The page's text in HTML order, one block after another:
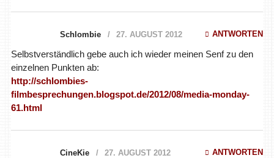
Schlombie 27. AUGUST 2012 ANTWORTEN
Selbstverständlich gebe auch ich wieder meinen Senf zu den
einzelnen Punkten ab:
http://schlombies-
filmbesprechungen.blogspot.de/2012/08/media-monday-
61.html
CineKie 27. AUGUST 2012 ANTWORTEN